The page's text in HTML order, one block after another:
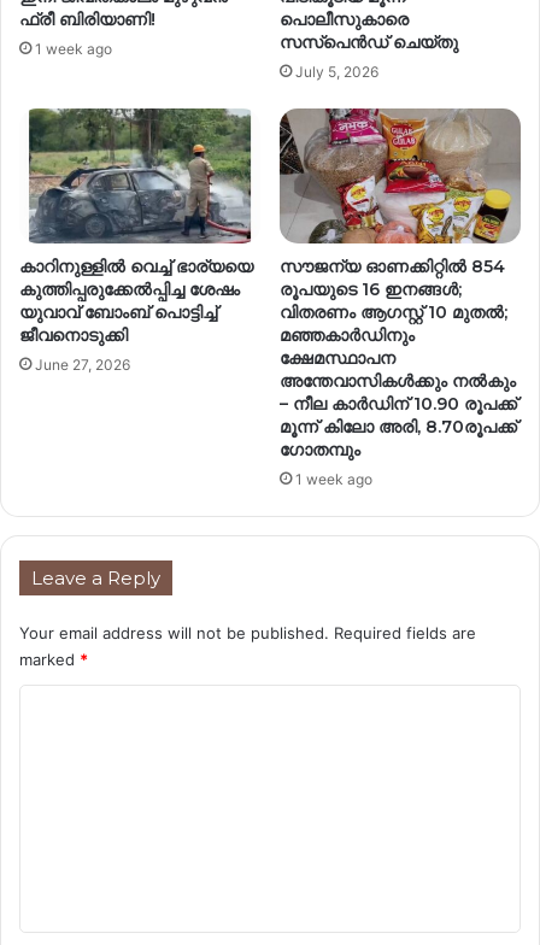
ഫ്രീ ബിരിയാണി!
1 week ago
പൊലീസുകാരെ
സസ്പെൻഡ് ചെയ്തു
July 5, 2026
കാറിനുള്ളില്‍ വെച്ച് ഭാര്യയെ
കുത്തിപ്പരുക്കേല്‍പ്പിച്ച ശേഷം
യുവാവ് ബോംബ് പൊട്ടിച്ച്
ജീവനൊടുക്കി
June 27, 2026
സൗജന്യ ഓണക്കിറ്റിൽ 854
രൂപയുടെ 16 ഇനങ്ങൾ;
വിതരണം ആഗസ്റ്റ് 10 മുതൽ;
മഞ്ഞകാർഡിനും
ക്ഷേമസ്ഥാപന
അന്തേവാസികൾക്കും നൽകും
– നീല കാർഡിന് 10.90 രൂപക്ക്
മൂന്ന് കിലോ അരി, 8.70രൂപക്ക്
ഗോതമ്പും
1 week ago
Leave a Reply
Your email address will not be published. Required fields are
marked *